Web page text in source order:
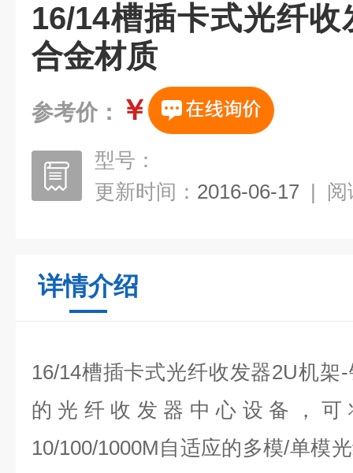
16/14槽插卡式光纤
合金材质
参考价： ￥
型号：
更新时间： 2016-06-17 | 阅
详情介绍
16/14槽插卡式光纤收发器2U机架
的光纤收发器中心设备，可
10/100/1000M自适应的多模/单模